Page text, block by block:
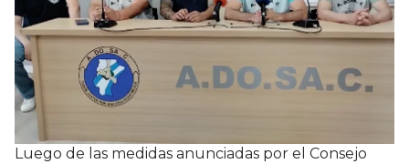
Luego de las medidas anunciadas por el Consejo